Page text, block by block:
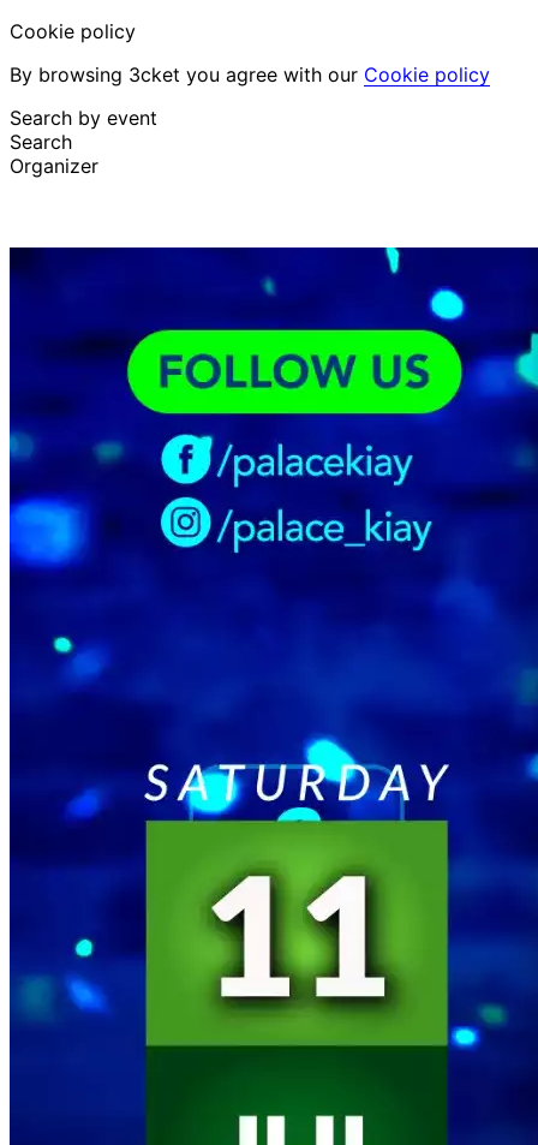
Cookie policy
By browsing 3cket you agree with our Cookie policy
Search by event
Search
Organizer
English
I lost my ticket
LoginPromote event